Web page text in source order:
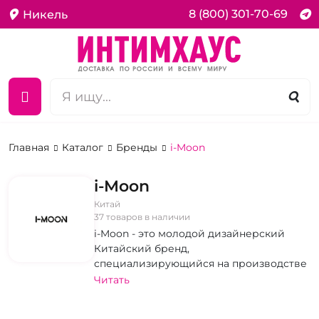
Никель 8 (800) 301-70-69
Главная Каталог Бренды i-Moon
i-Moon
Китай
37 товаров в наличии
i-Moon - это молодой дизайнерский
Китайский бренд,
специализирующийся на производстве
интимных товаров высокого качества.
Читать